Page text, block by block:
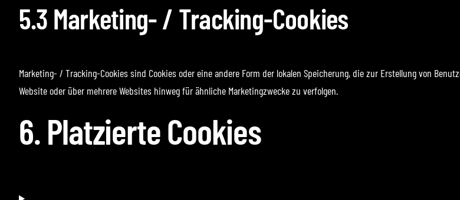
5.3 Marketing- / Tracking-Cookies
Marketing- / Tracking-Cookies sind Cookies oder eine andere Form der lokalen Speicherung, die zur Erstellung von
Website oder über mehrere Websites hinweg für ähnliche Marketingzwecke zu verfolgen.
6. Platzierte Cookies